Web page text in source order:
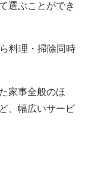
選ぶことができ
料理・掃除同時
家事全般のほ
、幅広いサービ